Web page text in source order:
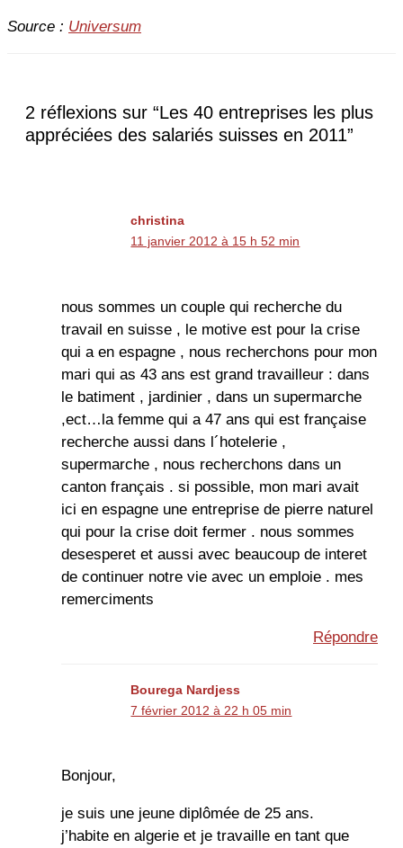
Source : Universum
2 réflexions sur “Les 40 entreprises les plus
appréciées des salariés suisses en 2011”
christina
11 janvier 2012 à 15 h 52 min
nous sommes un couple qui recherche du
travail en suisse , le motive est pour la crise
qui a en espagne , nous recherchons pour mon
mari qui as 43 ans est grand travailleur : dans
le batiment , jardinier , dans un supermarche
,ect…la femme qui a 47 ans qui est française
recherche aussi dans l´hotelerie ,
supermarche , nous recherchons dans un
canton français . si possible, mon mari avait
ici en espagne une entreprise de pierre naturel
qui pour la crise doit fermer . nous sommes
desesperet et aussi avec beaucoup de interet
de continuer notre vie avec un emploie . mes
remerciments
Répondre
Bourega Nardjess
7 février 2012 à 22 h 05 min
Bonjour,
je suis une jeune diplômée de 25 ans.
j’habite en algerie et je travaille en tant que